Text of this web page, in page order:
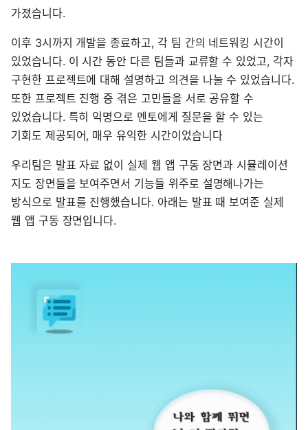
가졌습니다.
이후 3시까지 개발을 종료하고, 각 팀 간의 네트워킹 시간이
있었습니다. 이 시간 동안 다른 팀들과 교류할 수 있었고, 각자
구현한 프로젝트에 대해 설명하고 의견을 나눌 수 있었습니다.
또한 프로젝트 진행 중 겪은 고민들을 서로 공유할 수
있었습니다. 특히 익명으로 멘토에게 질문을 할 수 있는
기회도 제공되어, 매우 유익한 시간이었습니다
우리팀은 발표 자료 없이 실제 웹 앱 구동 장면과 시뮬레이션
지도 장면들을 보여주면서 기능들 위주로 설명해나가는
방식으로 발표를 진행했습니다. 아래는 발표 때 보여준 실제
웹 앱 구동 장면입니다.